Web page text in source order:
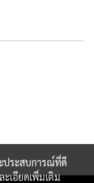
ประสบการณ์ที่ดี
ะเอียดเพิ่มเติม